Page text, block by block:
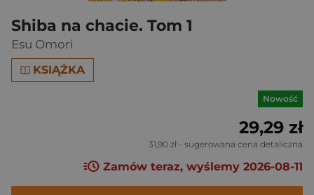
Shiba na chacie. Tom 1
Esu Omori
KSIĄŻKA
Nowość
29,29 zł
31,90 zł - sugerowana cena detaliczna
Zamów teraz, wyślemy 2026-08-11